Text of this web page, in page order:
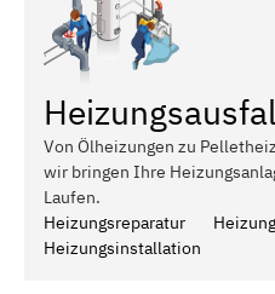
Von Ölheizungen zu
wir bringen Ihre
Laufen.
Heizungsreparatur
Heizungsinstallation